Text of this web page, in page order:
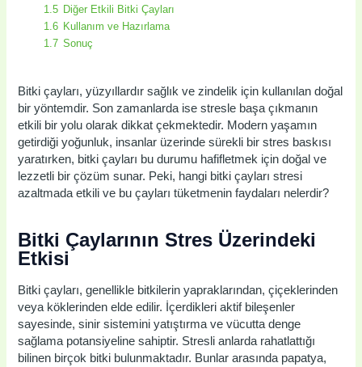
1.5 Diğer Etkili Bitki Çayları
1.6 Kullanım ve Hazırlama
1.7 Sonuç
Bitki çayları, yüzyıllardır sağlık ve zindelik için kullanılan doğal
bir yöntemdir. Son zamanlarda ise stresle başa çıkmanın
etkili bir yolu olarak dikkat çekmektedir. Modern yaşamın
getirdiği yoğunluk, insanlar üzerinde sürekli bir stres baskısı
yaratırken, bitki çayları bu durumu hafifletmek için doğal ve
lezzetli bir çözüm sunar. Peki, hangi bitki çayları stresi
azaltmada etkili ve bu çayları tüketmenin faydaları nelerdir?
Bitki Çaylarının Stres Üzerindeki
Etkisi
Bitki çayları, genellikle bitkilerin yapraklarından, çiçeklerinden
veya köklerinden elde edilir. İçerdikleri aktif bileşenler
sayesinde, sinir sistemini yatıştırma ve vücutta denge
sağlama potansiyeline sahiptir. Stresli anlarda rahatlattığı
bilinen birçok bitki bulunmaktadır. Bunlar arasında papatya,